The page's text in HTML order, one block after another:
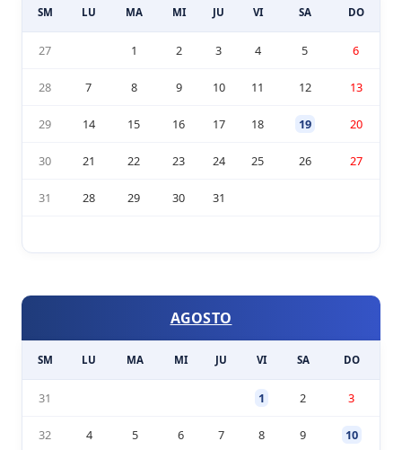
SM LU MA MI JU VI SA DO
27 1 2 3 4 5 6
28 7 8 9 10 11 12 13
29 14 15 16 17 18 19 20
30 21 22 23 24 25 26 27
31 28 29 30 31
AGOSTO
SM LU MA MI JU VI SA DO
31 1 2 3
32 4 5 6 7 8 9 10